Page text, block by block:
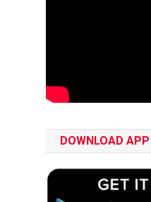
DOWNLOAD APP